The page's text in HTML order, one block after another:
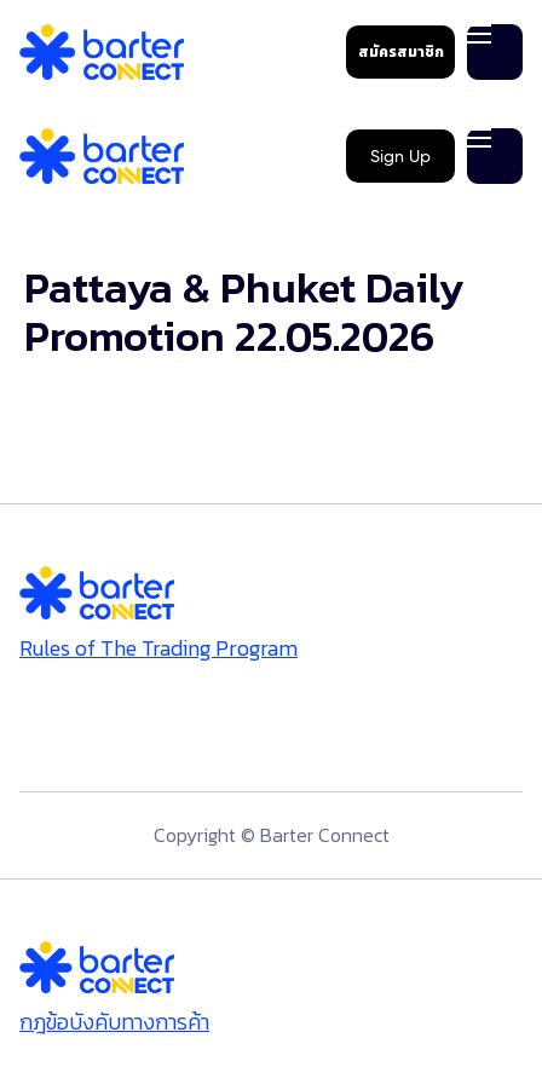
สมัครสมาชิก
Sign Up
Pattaya & Phuket Daily
Promotion 22.05.2026
Rules of The Trading Program
Copyright © Barter Connect
กฎข้อบังคับทางการค้า